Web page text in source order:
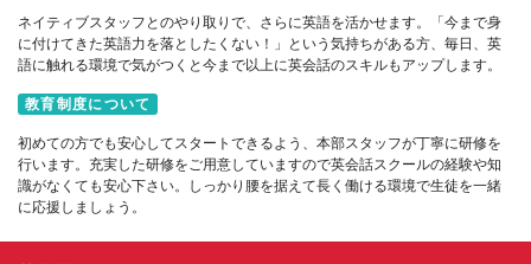
ネイティブスタッフとのやり取りで、さらに英語を活かせます。「今まで身
に付けてきた英語力を落としたくない！」という気持ちがある方、毎日、英
語に触れる環境で気がつくと今まで以上に英会話のスキルもアップします。
教育制度について
初めての方でも安心してスタートできるよう、本部スタッフが丁寧に研修を
行います。充実した研修をご用意していますので英会話スクールの経験や知
識がなくても安心下さい。しっかり腰を据えて長く働ける環境で生徒を一緒
に応援しましょう。